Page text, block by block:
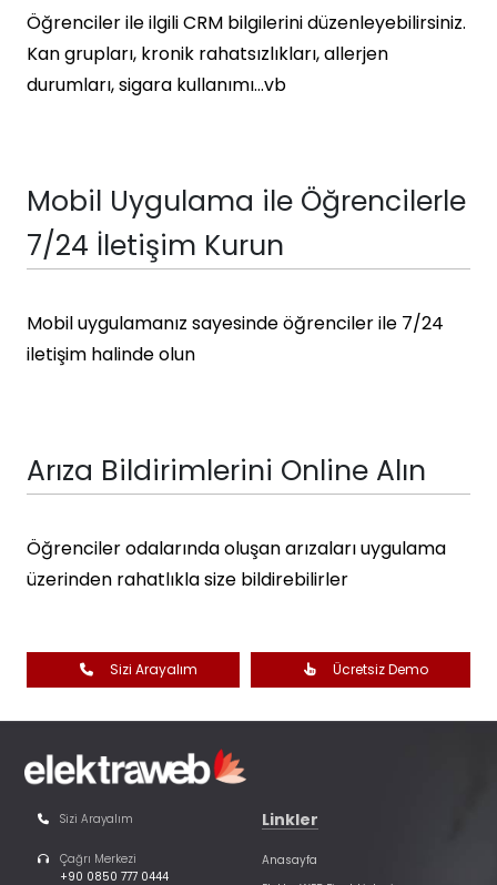
Öğrenciler ile ilgili CRM bilgilerini düzenleyebilirsiniz.
Kan grupları, kronik rahatsızlıkları, allerjen
durumları, sigara kullanımı…vb
Mobil Uygulama ile Öğrencilerle
7/24 İletişim Kurun
Mobil uygulamanız sayesinde öğrenciler ile 7/24
iletişim halinde olun
Arıza Bildirimlerini Online Alın
Öğrenciler odalarında oluşan arızaları uygulama
üzerinden rahatlıkla size bildirebilirler
Sizi Arayalım Ücretsiz Demo
Sizi Arayalım
Çağrı Merkezi
+90 0850 777 0444
Linkler
Anasayfa